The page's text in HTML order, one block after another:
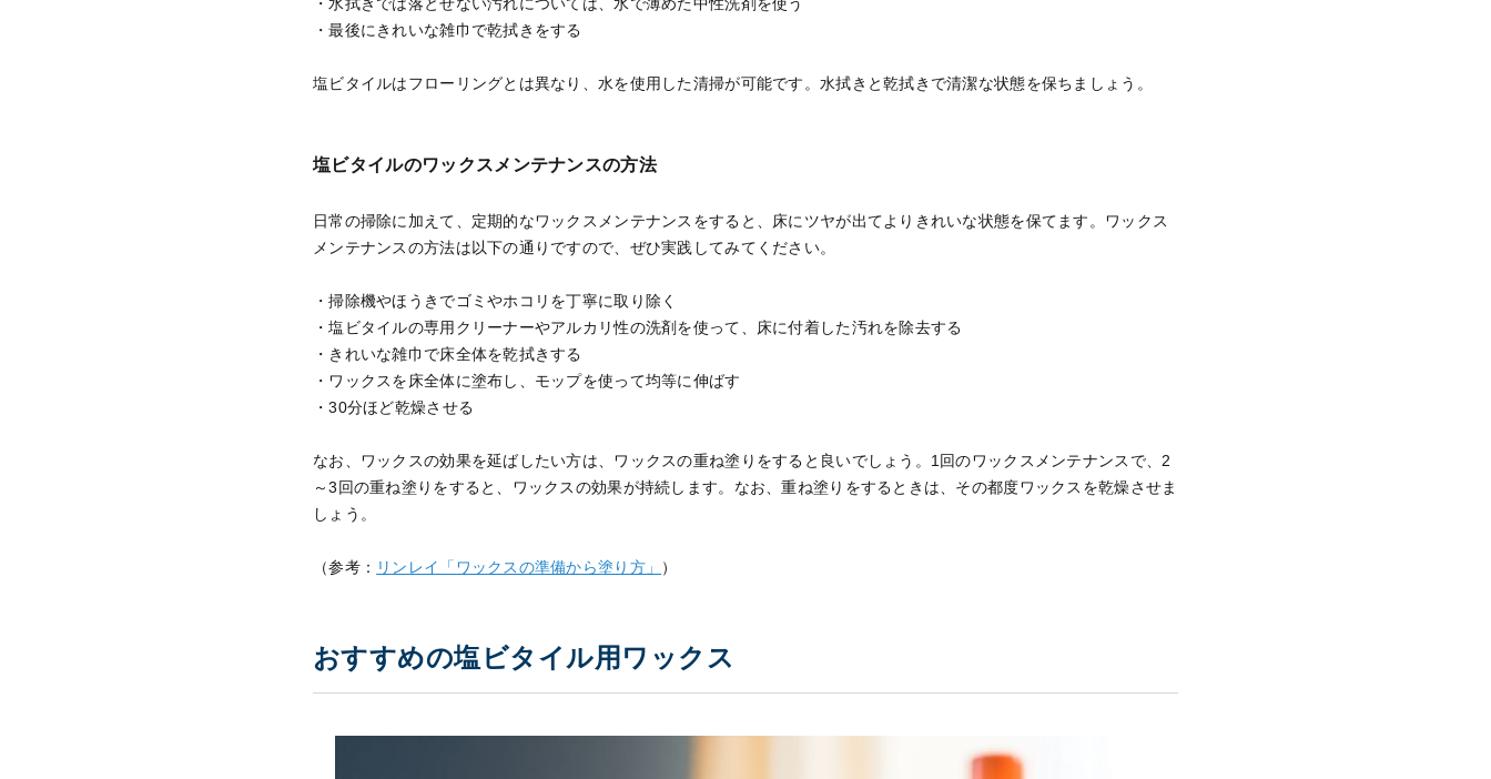
・最後にきれいな雑巾で乾拭きをする
塩ビタイルはフローリングとは異なり、水を使用した清掃が可能です。水拭きと乾拭きで清潔な状態を保ちましょう。
塩ビタイルのワックスメンテナンスの方法
日常の掃除に加えて、定期的なワックスメンテナンスをすると、床にツヤが出てよりきれいな状態を保てます。ワックス
メンテナンスの方法は以下の通りですので、ぜひ実践してみてください。
・掃除機やほうきでゴミやホコリを丁寧に取り除く
・塩ビタイルの専用クリーナーやアルカリ性の洗剤を使って、床に付着した汚れを除去する
・きれいな雑巾で床全体を乾拭きする
・ワックスを床全体に塗布し、モップを使って均等に伸ばす
・30分ほど乾燥させる
なお、ワックスの効果を延ばしたい方は、ワックスの重ね塗りをすると良いでしょう。1回のワックスメンテナンスで、2
～3回の重ね塗りをすると、ワックスの効果が持続します。なお、重ね塗りをするときは、その都度ワックスを乾燥させま
しょう。
（参考： リンレイ「ワックスの準備から塗り方」 ）
おすすめの塩ビタイル用ワックス